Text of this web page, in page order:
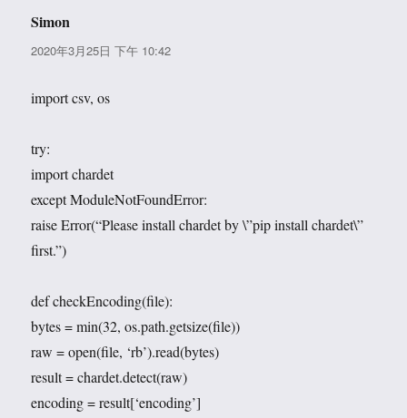
Simon
道：
2020年3月25日 下午 10:42
import csv, os
try:
import chardet
except ModuleNotFoundError:
raise Error(“Please install chardet by \”pip install chardet\”
first.”)
def checkEncoding(file):
bytes = min(32, os.path.getsize(file))
raw = open(file, ‘rb’).read(bytes)
result = chardet.detect(raw)
encoding = result[‘encoding’]